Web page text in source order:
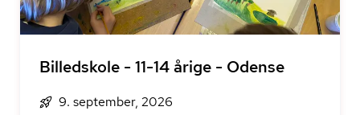
Billedskole - 11-14 årige - Odense
9. september, 2026